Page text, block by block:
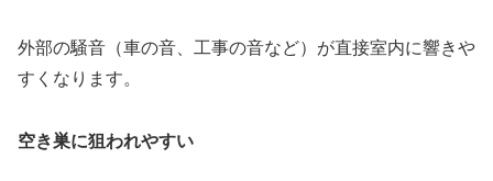
外部の騒音（車の音、工事の音など）が直接室内に響きや
すくなります。
空き巣に狙われやすい